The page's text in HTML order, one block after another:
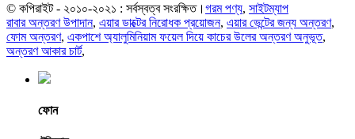
© কপিরাইট - ২০১০-২০২১ : সর্বস্বত্ব সংরক্ষিত। গরম পণ্য, সাইটম্যাপ
রাবার অন্তরণ উপাদান, এয়ার ডাক্টের নিরোধক প্রয়োজন, এয়ার ভেন্টের জন্য অন্তরণ,
ফোম অন্তরণ, একপাশে অ্যালুমিনিয়াম ফয়েল দিয়ে কাচের উলের অন্তরণ অনুভূত,
অন্তরণ আকার চার্ট,
ফোন